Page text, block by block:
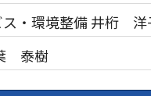
・環境整備井桁 洋
泰樹